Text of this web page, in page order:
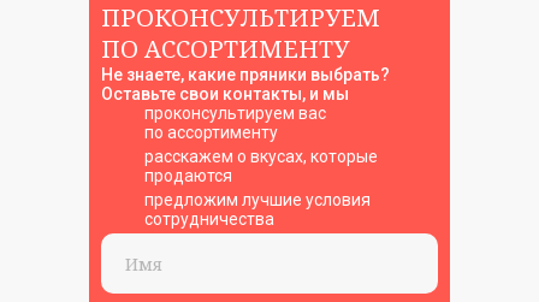
ПРОКОНСУЛЬТИРУЕМ
ПО АССОРТИМЕНТУ
Не знаете, какие пряники выбрать?
Оставьте свои контакты, и мы
проконсультируем вас
по ассортименту
расскажем о вкусах, которые
продаются
предложим лучшие условия
сотрудничества
Способы оплаты
Политика конфиденциальности
© 2023 — 2026 ИП Козубова Наталья Юрьевна
ИНН 233701931939, ОГРНИП 322508100503572